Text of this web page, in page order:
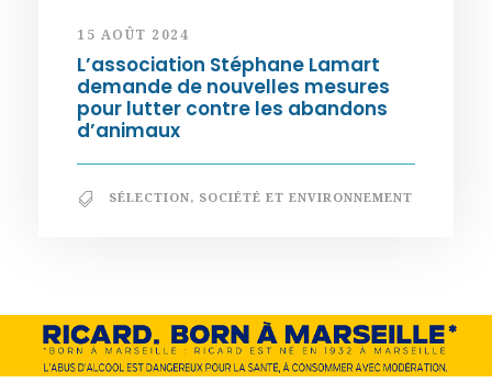
15 AOÛT 2024
L’association Stéphane Lamart
demande de nouvelles mesures
pour lutter contre les abandons
d’animaux
SÉLECTION, SOCIÉTÉ ET ENVIRONNEMENT